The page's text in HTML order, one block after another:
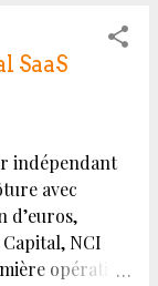
une
grande
points et
en
SaaS
indépendant
avec
d’euros,
NCI
opération